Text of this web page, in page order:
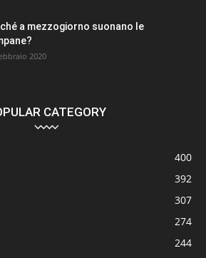
a mezzogiorno suonano le
2020
CATEGORY
400
392
307
274
244